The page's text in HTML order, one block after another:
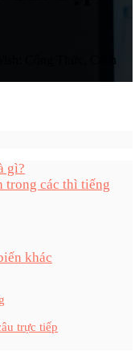
Công Thức, Cách
gì?
trong các thì tiếng
khác
trực tiếp